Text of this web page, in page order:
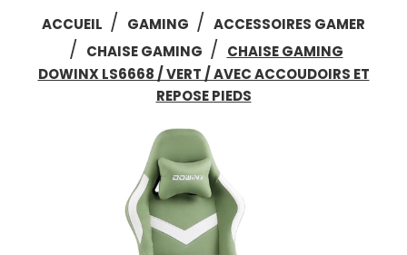
ACCUEIL
GAMING
ACCESSOIRES GAMER
CHAISE GAMING
CHAISE GAMING
DOWINX LS6668 / VERT / AVEC ACCOUDOIRS ET
REPOSE PIEDS